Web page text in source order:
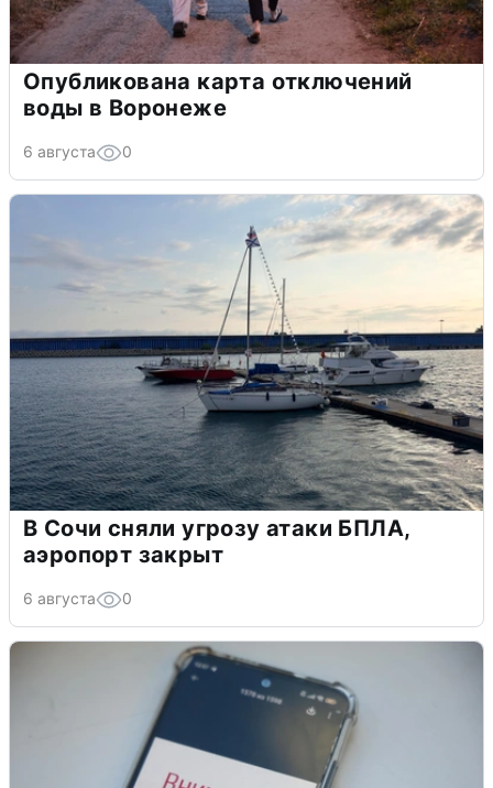
Опубликована карта отключений
воды в Воронеже
6 августа 0
В Сочи сняли угрозу атаки БПЛА,
аэропорт закрыт
6 августа 0